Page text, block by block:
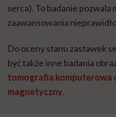
serca). To badanie pozwala
zaawansowania
Do oceny stanu zastawek
być także inne badania
tomografia komputerowa
magnetyczny.